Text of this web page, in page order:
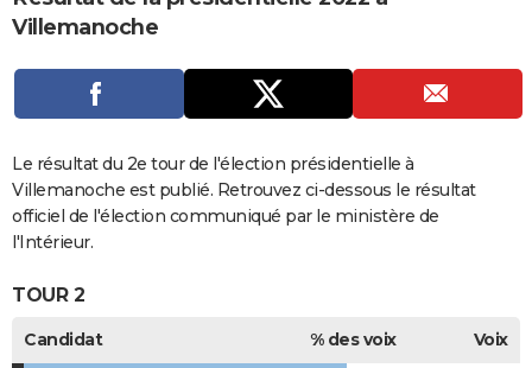
Carte de Noël
Carte Bonne année
Carte Saint-Valentin
Carte Pâques
Carte d'anniversaire
DICTIONNAIRE
Dictionnaire
Biographies
Expressions
Proverbes
PROGRAMME TV
S'inscrire
Se connecter
Lycées
Collèges
Primaires
Universités
Entreprises
Service militaire
Avis de recherche
AVIS DE DÉCÈS
Villemanoche
Le résultat du 2e tour de l'élection présidentielle à
Villemanoche est publié. Retrouvez ci-dessous le résultat
officiel de l'élection communiqué par le ministère de
l'Intérieur.
TOUR 2
Candidat % des voix
Voix